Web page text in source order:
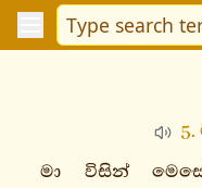
මජ්ඣිමනිකාය
මා විසින්